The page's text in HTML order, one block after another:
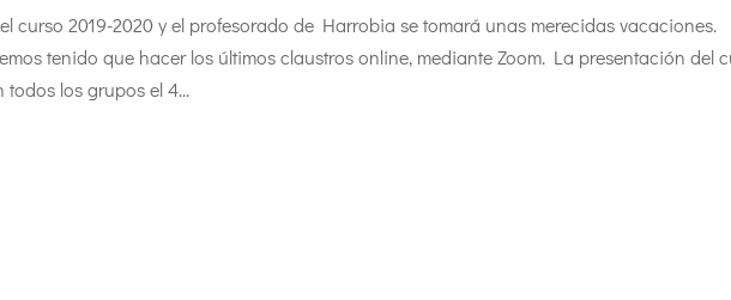
curso 2019-2020 y el profesorado de Harrobia se tomará unas merecidas vacaciones.
tenido que hacer los últimos claustros online, mediante Zoom. La presentación del
los grupos el 4...